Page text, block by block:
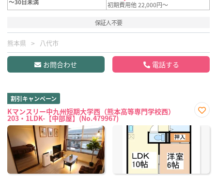
初期費用他 22,000円～
保証人不要
熊本県 八代市
お問合わせ 電話する
割引キャンペーン
Kマンスリー中九州短期大学西（熊本高等専門学校西）
203・1LDK-【中部屋】(No.479967)
に入